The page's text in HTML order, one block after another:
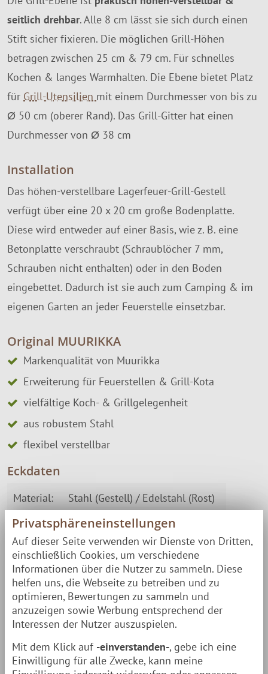
seitlich drehbar. Alle 8 cm lässt sie sich durch einen
Stift sicher fixieren. Die möglichen Grill-Höhen
betragen zwischen 25 cm & 79 cm. Für schnelles
Kochen & langes Warmhalten. Die Ebene bietet Platz
für Grill-Utensilien mit einem Durchmesser von bis zu
Ø 50 cm (oberer Rand). Das Grill-Gitter hat einen
Durchmesser von Ø 38 cm
Installation
Das höhen-verstellbare Lagerfeuer-Grill-Gestell
verfügt über eine 20 x 20 cm große Bodenplatte.
Diese wird entweder auf einer Basis, wie z. B. eine
Betonplatte verschraubt (Schraublöcher 7 mm,
Schrauben nicht enthalten) oder in den Boden
eingebettet. Dadurch ist sie auch zum Camping & im
eigenen Garten an jeder Feuerstelle einsetzbar.
Original MUURIKKA
Markenqualität von Muurikka
Erweiterung für Feuerstellen & Grill-Kota
vielfältige Koch- & Grillgelegenheit
aus robustem Stahl
flexibel verstellbar
Eckdaten
Material: Stahl (Gestell) / Edelstahl (Rost)
Grillfläche: Durchmesser 38 cm
Höhe: 91 cm
Grillhöhe: 25 – 79 cm
Bodenplatte: 20 x 20 cm
Befestigungs-Löcher: für 7 mm Schrauben
Privatsphäreneinstellungen
Auf dieser Seite verwenden wir Dienste von Dritten,
einschließlich Cookies, um verschiedene
Informationen über die Nutzer zu sammeln. Diese
helfen uns, die Webseite zu betreiben und zu
optimieren, Bewertungen zu sammeln und
anzuzeigen sowie Werbung entsprechend der
Interessen der Nutzer auszuspielen.
Mit dem Klick auf -einverstanden-, gebe ich eine
Einwilligung für alle Zwecke, kann meine